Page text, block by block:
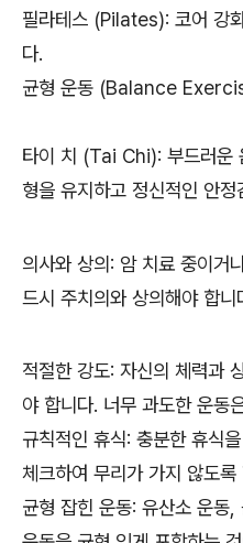
필라테스 (Pilates): 코어 강
다.
균형 운동 (Balance
타이 치 (Tai Chi): 부드러운
형을 유지하고 정신적인 안정
의사와 상의: 암 치료 중이거
드시 주치의와 상의해야 합니
적절한 강도: 자신의 체력과
야 합니다. 너무 과도한 운동
규칙적인 휴식: 충분한 휴식
체크하여 무리가 가지 않도록
균형 잡힌 운동: 유산소 운동